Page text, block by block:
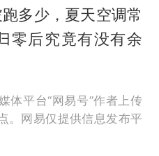
多少，夏天空调常
零后究竟有没有余
体平台“网易号”作者上传
。网易仅提供信息发布平